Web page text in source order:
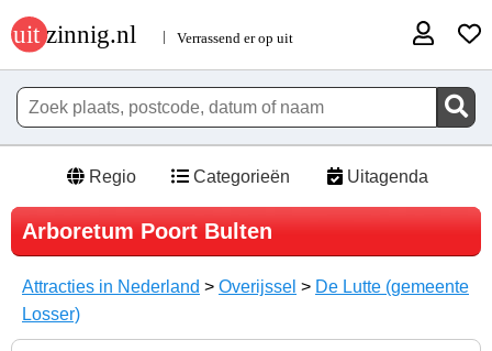
Regio Categorieën Uitagenda
Arboretum Poort Bulten
Attracties in Nederland > Overijssel > De Lutte (gemeente
Losser)